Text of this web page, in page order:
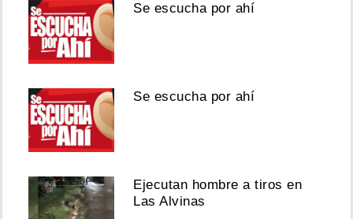
Se escucha por ahí
Se escucha por ahí
Ejecutan hombre a tiros en
Las Alvinas